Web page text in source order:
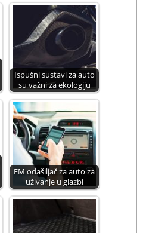
Ispušni sustavi za auto
su važni za ekologiju
FM odašiljač za auto za
uživanje u glazbi